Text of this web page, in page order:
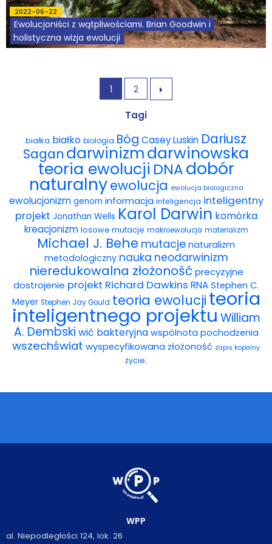
2022-06-22
Ewolucjoniści z wątpliwościami. Brian Goodwin i
holistyczna wizja ewolucji
1 2 
Tagi
białka białko biologia Bóg Casey Luskin Dariusz
Sagan darwinizmdarwinowska
teoria ewolucji DNAdobór
naturalnyewolucja ewolucja biologiczna
ewolucjonizm genom informacja inteligencja inteligentny
projekt Jonathan Wells Karol Darwin komórka
kreacjonizm losowe mutacje makroewolucja materializm
Michael J. Behe mutacje naturalizm
metodologiczny nauka neodarwinizm
nieredukowalna złożoność precyzyjne
dostrojenie projekt Richard Dawkins RNA Stephen C.
Meyer Stephen Jay Gould teoria ewolucji teoria
inteligentnego projektu William
A. Dembski wić bakteryjna wspólnota pochodzenia
wszechświat wyspecyfikowana złożoność zapis kopalny
życie.
WPP
al. Niepodległości 124, lok. 26